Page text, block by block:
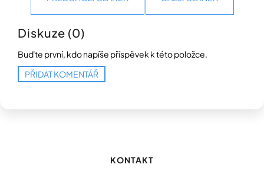
Diskuze (0)
Buďte první, kdo napíše příspěvek k této položce.
PŘIDAT KOMENTÁŘ
KONTAKT